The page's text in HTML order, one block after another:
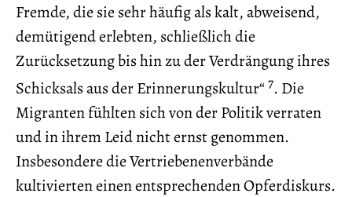
Fremde, die sie sehr häufig als kalt, abweisend,
demütigend erlebten, schließlich die
Zurücksetzung bis hin zu der Verdrängung ihres
Schicksals aus der Erinnerungskultur“7. Die
Migranten fühlten sich von der Politik verraten
und in ihrem Leid nicht ernst genommen.
Insbesondere die Vertriebenenverbände
kultivierten einen entsprechenden Opferdiskurs.